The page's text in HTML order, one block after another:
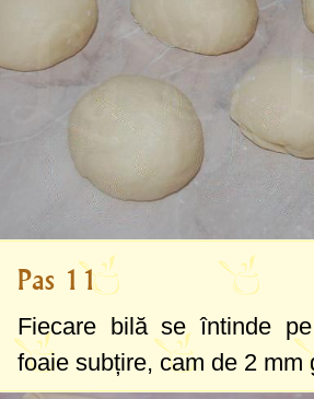
Pas 11
Fiecare bilă se întinde
foaie subțire, cam de 2 mm